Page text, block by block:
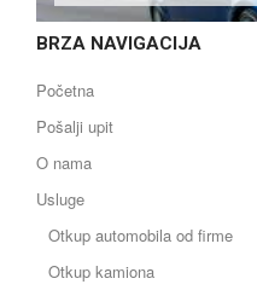
BRZA NAVIGACIJA
Početna
Pošalji upit
O nama
Usluge
Otkup automobila od firme
Otkup kamiona